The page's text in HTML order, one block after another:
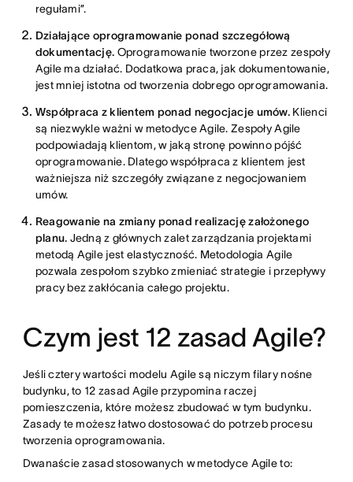
regułami”.
Działające oprogramowanie ponad szczegółową
dokumentację. Oprogramowanie tworzone przez zespoły
Agile ma działać. Dodatkowa praca, jak dokumentowanie,
jest mniej istotna od tworzenia dobrego oprogramowania.
Współpraca z klientem ponad negocjacje umów. Klienci
są niezwykle ważni w metodyce Agile. Zespoły Agile
podpowiadają klientom, w jaką stronę powinno pójść
oprogramowanie. Dlatego współpraca z klientem jest
ważniejsza niż szczegóły związane z negocjowaniem
umów.
Reagowanie na zmiany ponad realizację założonego
planu. Jedną z głównych zalet zarządzania projektami
metodą Agile jest elastyczność. Metodologia Agile
pozwala zespołom szybko zmieniać strategie i przepływy
pracy bez zakłócania całego projektu.
Czym jest 12 zasad Agile?
Jeśli cztery wartości modelu Agile są niczym filary nośne
budynku, to 12 zasad Agile przypomina raczej
pomieszczenia, które możesz zbudować w tym budynku.
Zasady te możesz łatwo dostosować do potrzeb procesu
tworzenia oprogramowania.
Dwanaście zasad stosowanych w metodyce Agile to: